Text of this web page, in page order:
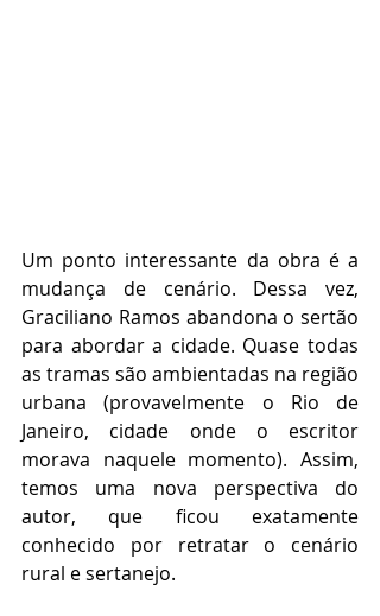
Um ponto interessante da obra é a
mudança de cenário. Dessa vez,
Graciliano Ramos abandona o sertão
para abordar a cidade. Quase todas
as tramas são ambientadas na região
urbana (provavelmente o Rio de
Janeiro, cidade onde o escritor
morava naquele momento). Assim,
temos uma nova perspectiva do
autor, que ficou exatamente
conhecido por retratar o cenário
rural e sertanejo.